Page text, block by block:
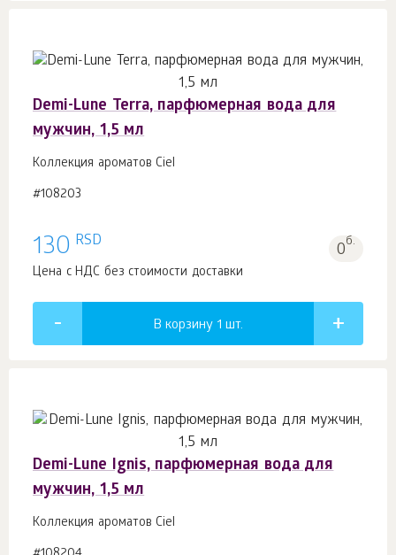
Demi-Lune Terra, парфюмерная вода для
мужчин, 1,5 мл
Коллекция ароматов Ciel
#108203
130 RSD 0б.
Цена с НДС без стоимости доставки
В корзину 1 шт.
Demi-Lune Ignis, парфюмерная вода для
мужчин, 1,5 мл
Коллекция ароматов Ciel